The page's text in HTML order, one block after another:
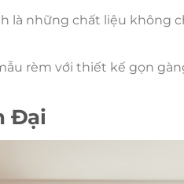
là những chất liệu không
rèm với thiết kế gọn
Đại